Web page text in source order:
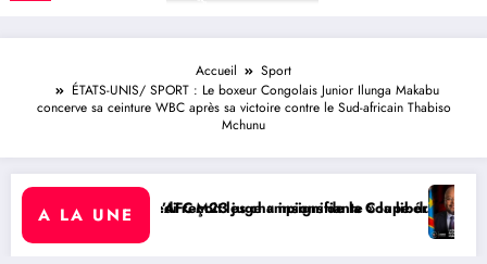
Accueil
Sport
ÉTATS-UNIS/ SPORT : Le boxeur Congolais Junior Ilunga Makabu
concerve sa ceinture WBC après sa victoire contre le Sud-africain Thabiso
Mchunu
A LA UNE
les champions de la Coupe du Congo
M23 juge « insignifiante » la libération de 15 détenus par Kinshasa
RDC/ POLITIQUE : Aimé